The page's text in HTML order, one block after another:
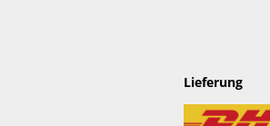
Lieferung